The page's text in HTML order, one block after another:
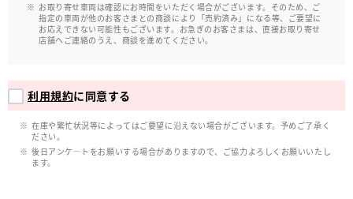
お取り寄せ車両は確認にお時間をいただく場合がございます。そのため、ご
指定の車両が他のお客さまとの商談により「売約済み」になる等、ご要望に
お応えできない可能性もございます。お急ぎのお客さまは、直接お取り寄せ
店舗へご連絡のうえ、商談を進めてください。
利用規約に同意する
在庫や繁忙状況等によってはご要望に沿えない場合がございます。予めご了承く
ださい。
後日アンケ―トをお願いする場合がありますので、ご協力よろしくお願いいたし
ます。